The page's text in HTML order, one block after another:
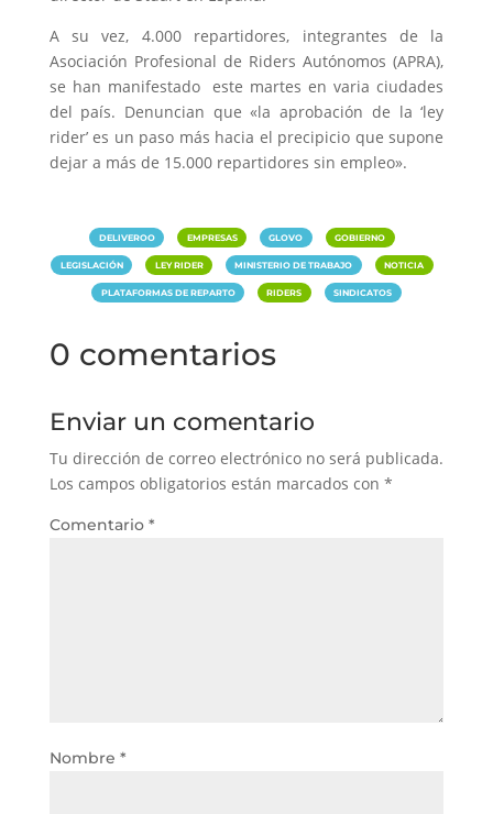
A su vez, 4.000 repartidores, integrantes de la
Asociación Profesional de Riders Autónomos (APRA),
se han manifestado este martes en varia ciudades
del país. Denuncian que «la aprobación de la ‘ley
rider’ es un paso más hacia el precipicio que supone
dejar a más de 15.000 repartidores sin empleo».
DELIVEROO | EMPRESAS | GLOVO | GOBIERNO |
LEGISLACIÓN | LEY RIDER | MINISTERIO DE TRABAJO | NOTICIA |
PLATAFORMAS DE REPARTO | RIDERS | SINDICATOS
0 comentarios
Enviar un comentario
Tu dirección de correo electrónico no será publicada.
Los campos obligatorios están marcados con *
Comentario *
Nombre *